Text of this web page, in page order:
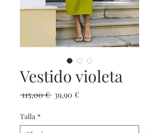
Vestido violeta
115,00 € Precio
39,90 €Precio de oferta
Talla *